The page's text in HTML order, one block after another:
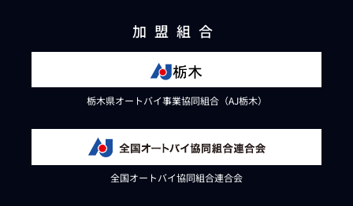
加盟組合
栃木県オートバイ事業協同組合（AJ栃木）
全国オートバイ協同組合連合会